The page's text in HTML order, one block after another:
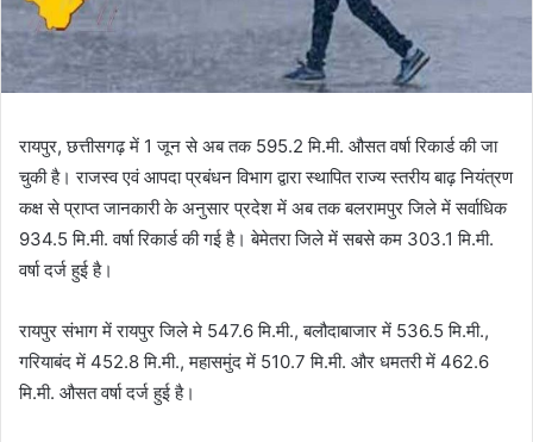
रायपुर, छत्तीसगढ़ में 1 जून से अब तक 595.2 मि.मी. औसत वर्षा रिकार्ड की जा
चुकी है। राजस्व एवं आपदा प्रबंधन विभाग द्वारा स्थापित राज्य स्तरीय बाढ़ नियंत्रण
कक्ष से प्राप्त जानकारी के अनुसार प्रदेश में अब तक बलरामपुर जिले में सर्वाधिक
934.5 मि.मी. वर्षा रिकार्ड की गई है। बेमेतरा जिले में सबसे कम 303.1 मि.मी.
वर्षा दर्ज हुई है।
रायपुर संभाग में रायपुर जिले मे 547.6 मि.मी., बलौदाबाजार में 536.5 मि.मी.,
गरियाबंद में 452.8 मि.मी., महासमुंद में 510.7 मि.मी. और धमतरी में 462.6
मि.मी. औसत वर्षा दर्ज हुई है।